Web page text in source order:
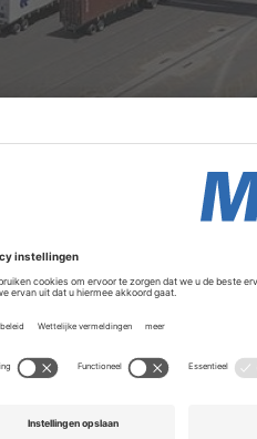
gedeeltelijk eigenaar van
bedrijvengroep Grupo
is opgericht in 2023 door
en aanvullende
aantal haventerminals in
zijn niet bekendgemaakt.